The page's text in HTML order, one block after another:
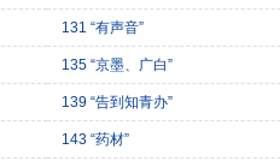
131 “有声音”
135 “京墨、广白”
139 “告到知青办”
143 “药材”